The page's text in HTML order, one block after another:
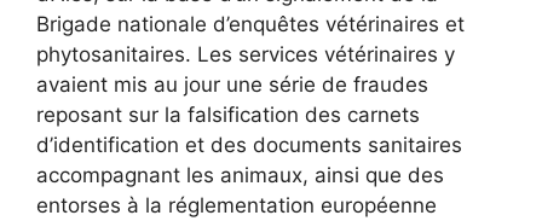
Brigade nationale d’enquêtes vétérinaires et
phytosanitaires. Les services vétérinaires y
avaient mis au jour une série de fraudes
reposant sur la falsification des carnets
d’identification et des documents sanitaires
accompagnant les animaux, ainsi que des
entorses à la réglementation européenne